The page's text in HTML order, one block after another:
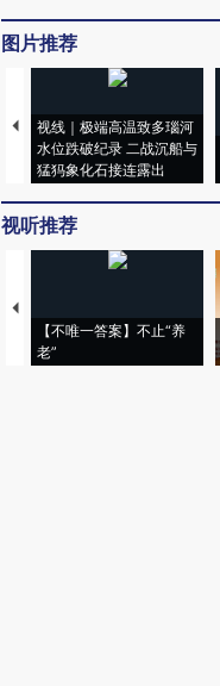
图片推荐
视线｜极端高温致多瑙河
水位跌破纪录 二战沉船与
猛犸象化石接连露出
视听推荐
【不唯一答案】不止“养
老”